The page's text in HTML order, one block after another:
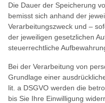
Die Dauer der Speicherung
bemisst sich anhand der
Verarbeitungszweck und –
der jeweiligen gesetzlichen
steuerrechtliche
Bei der Verarbeitung von
Grundlage einer
lit. a DSGVO werden die
bis Sie Ihre Einwilligung